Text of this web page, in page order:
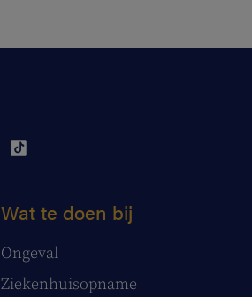
Wat te doen bij
Ongeval
Ziekenhuisopname